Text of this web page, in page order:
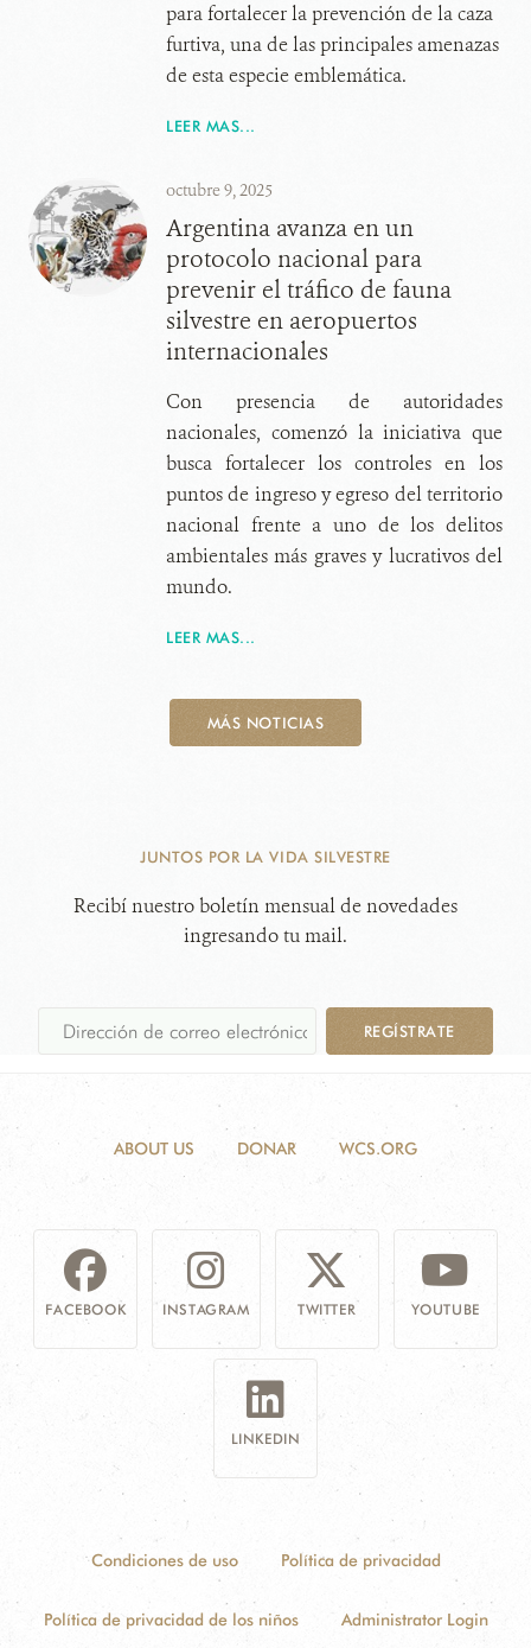
para fortalecer la prevención de la caza
furtiva, una de las principales amenazas
de esta especie emblemática.
LEER MAS...
octubre 9, 2025
Argentina avanza en un
protocolo nacional para
prevenir el tráfico de fauna
silvestre en aeropuertos
internacionales
Con presencia de autoridades
nacionales, comenzó la iniciativa que
busca fortalecer los controles en los
puntos de ingreso y egreso del territorio
nacional frente a uno de los delitos
ambientales más graves y lucrativos del
mundo.
LEER MAS...
MÁS NOTICIAS
JUNTOS POR LA VIDA SILVESTRE
Recibí nuestro boletín mensual de novedades
ingresando tu mail.
REGÍSTRATE
ABOUT US DONAR WCS.ORG
FACEBOOK INSTAGRAM TWITTER YOUTUBE
LINKEDIN
Condiciones de uso Política de privacidad
Política de privacidad de los niños Administrator Login